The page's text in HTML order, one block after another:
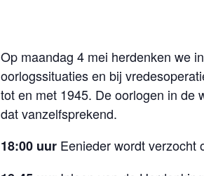
Op maandag 4 mei herdenken we
oorlogssituaties en bij
tot en met 1945. De oorlogen in de
dat vanzelfsprekend.
18:00 uur Eenieder wordt verzocht